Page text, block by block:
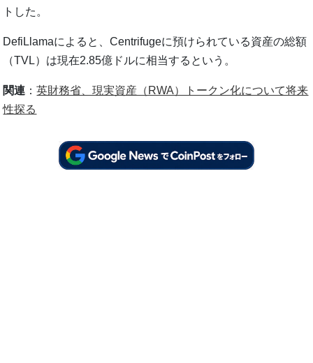
トした。
DefiLlamaによると、Centrifugeに預けられている資産の総額
（TVL）は現在2.85億ドルに相当するという。
関連 ：英財務省、現実資産（RWA）トークン化について将来
性探る